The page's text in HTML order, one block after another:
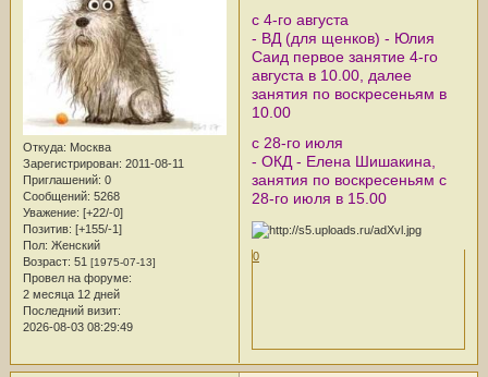
Откуда: Москва
Зарегистрирован: 2011-08-11
Приглашений: 0
Сообщений: 5268
Уважение: [+22/-0]
Позитив: [+155/-1]
Пол: Женский
Возраст: 51 [1975-07-13]
Провел на форуме:
2 месяца 12 дней
Последний визит:
2026-08-03 08:29:49
с 4-го августа
- ВД (для щенков) - Юлия
Саид первое занятие 4-го
августа в 10.00, далее
занятия по воскресеньям в
10.00
с 28-го июля
- ОКД - Елена Шишакина,
занятия по воскресеньям с
28-го июля в 15.00
0